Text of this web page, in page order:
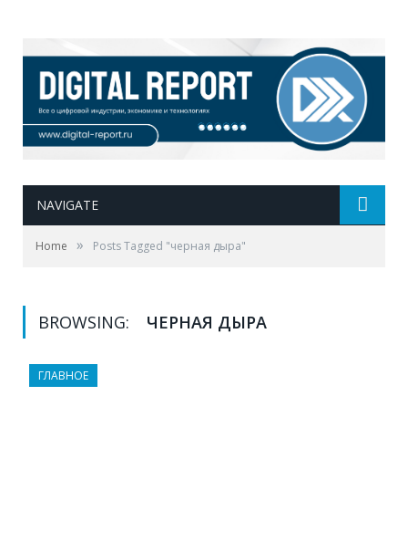
NAVIGATE
Home » Posts Tagged "черная дыра"
BROWSING: ЧЕРНАЯ ДЫРА
ГЛАВНОЕ